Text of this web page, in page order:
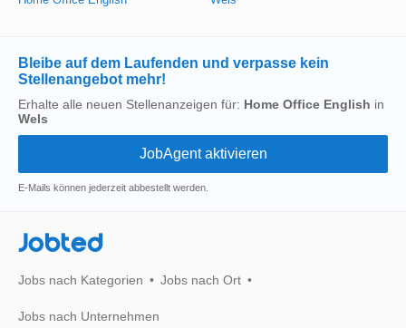
Bleibe auf dem Laufenden und verpasse kein
Stellenangebot mehr!
Erhalte alle neuen Stellenanzeigen für: Home Office English in
Wels
E-Mails können jederzeit abbestellt werden.
Jobted
Jobs nach Kategorien Jobs nach Ort
Jobs nach Unternehmen